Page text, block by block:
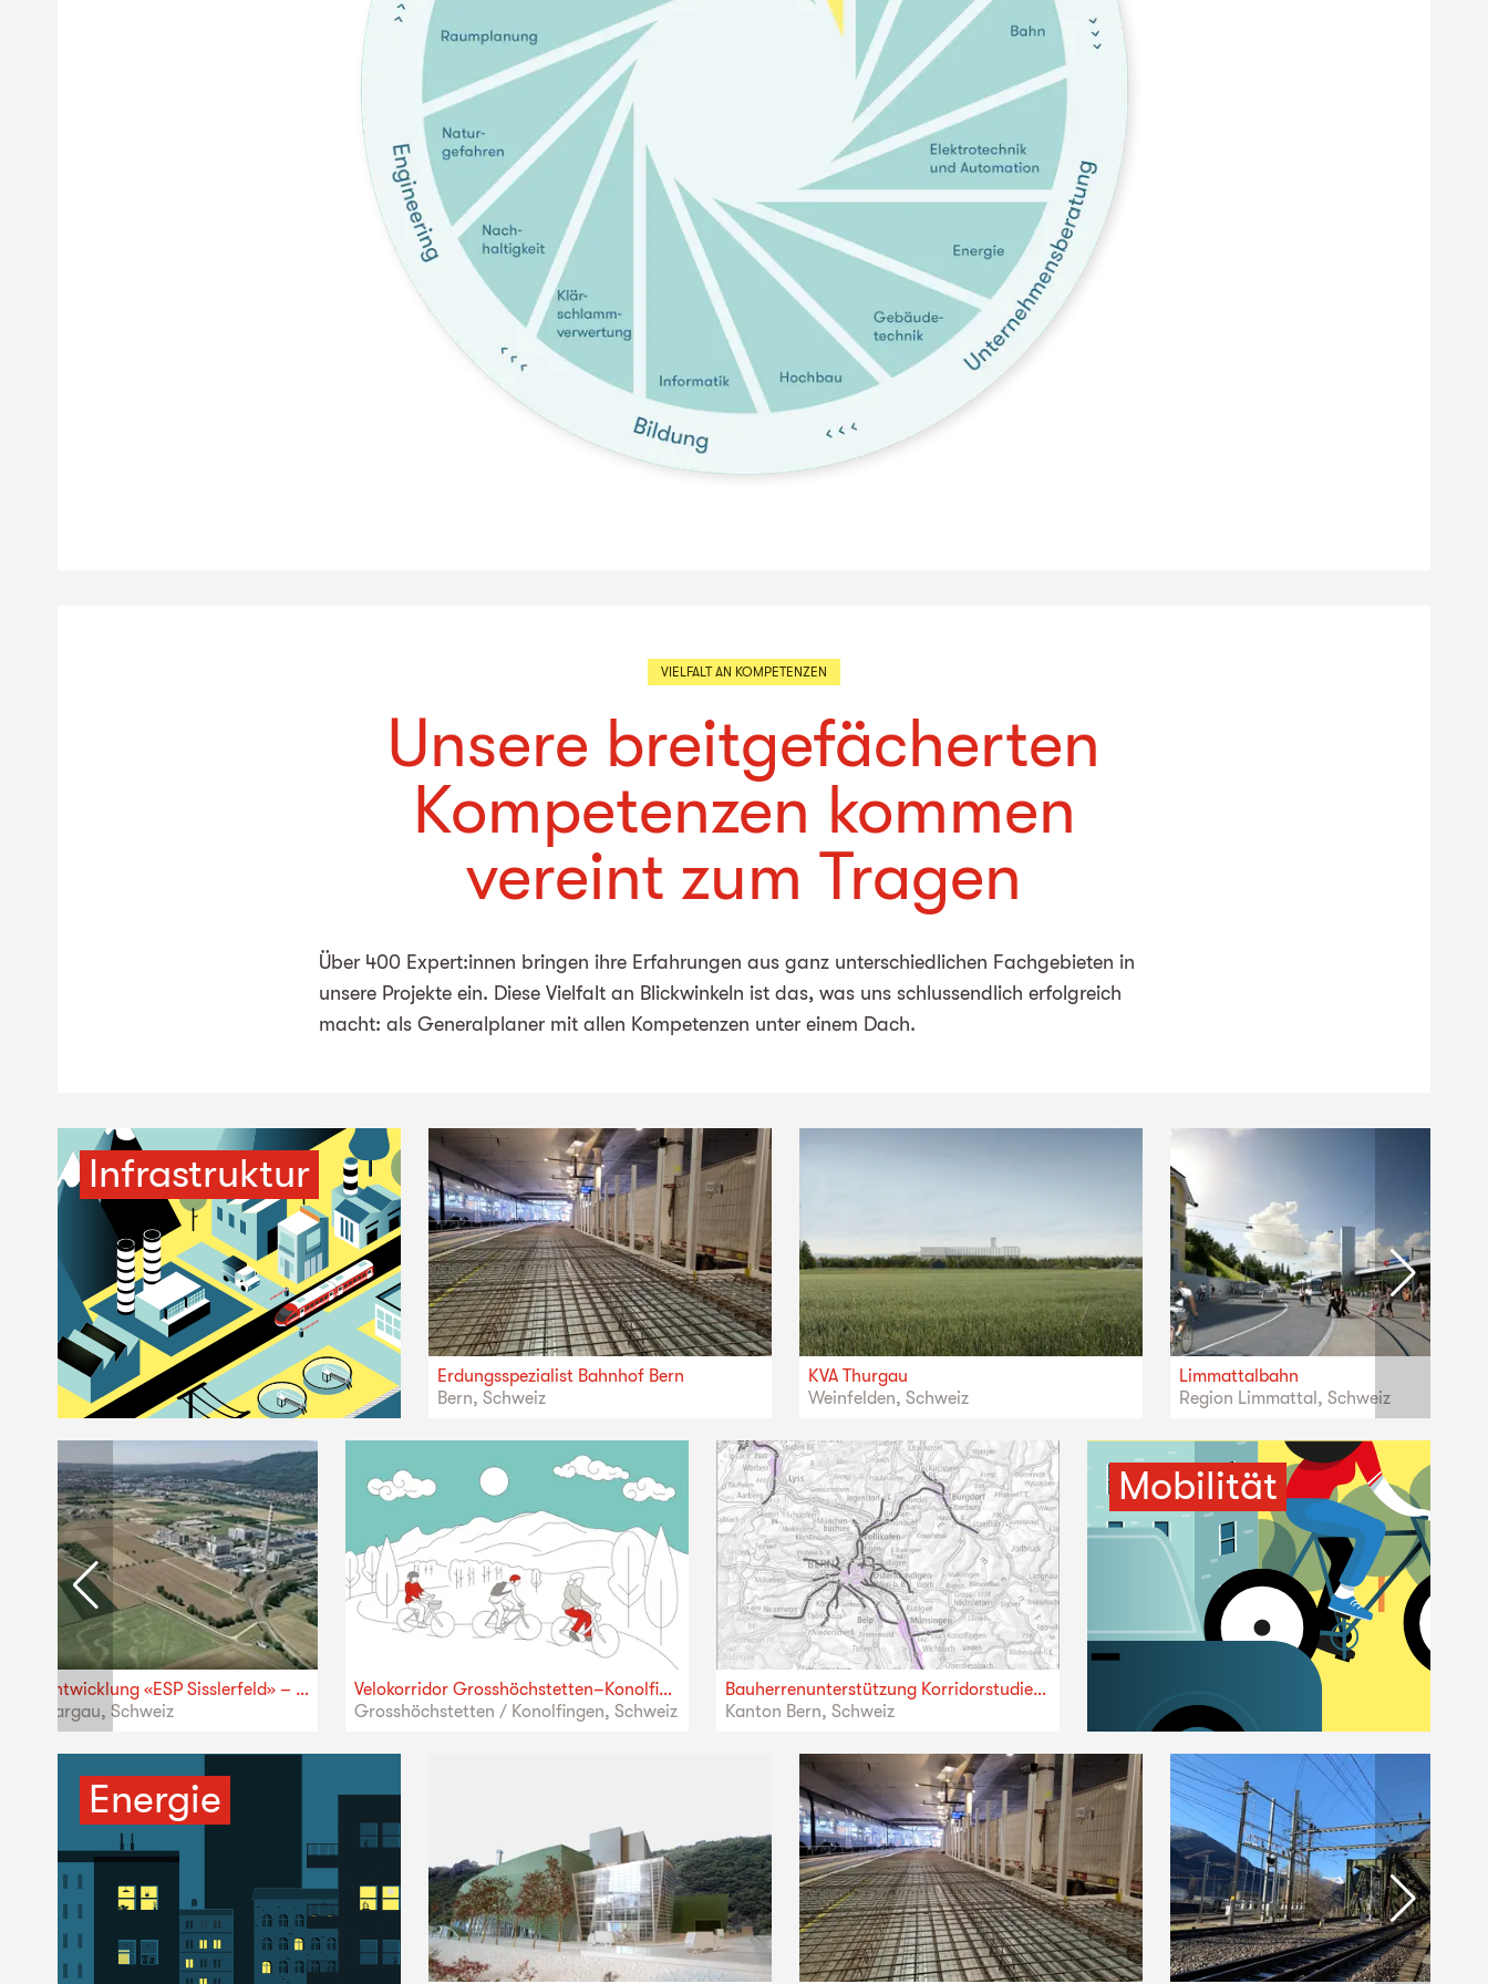
VIELFALT AN KOMPETENZEN
Unsere breitgefächerten
Kompetenzen kommen
vereint zum Tragen
Über 400 Expert:innen bringen ihre Erfahrungen aus ganz unterschiedlichen Fachgebieten in
unsere Projekte ein. Diese Vielfalt an Blickwinkeln ist das, was uns schlussendlich erfolgreich
macht: als Generalplaner mit allen Kompetenzen unter einem Dach.
Infrastruktur
Erdungsspezialist Bahnhof Bern
Bern, Schweiz
KVA Thurgau
Weinfelden, Schweiz
Limmattalbahn
Region Limmattal, Schweiz
Gebietsentwicklung «ESP Sisslerfeld» – Gesamtprojektleitung
Aargau, Schweiz
Velokorridor Grosshöchstetten–Konolfingen – Variantenstudie
Grosshöchstetten / Konolfingen, Schweiz
Bauherrenunterstützung Korridorstudien Velobahnen mit Fachexpertisen im Kanton Bern
Kanton Bern, Schweiz
Mobilität
Energie